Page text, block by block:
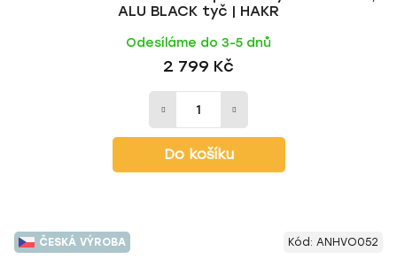
ALU BLACK tyč | HAKR
Odesíláme do 3-5 dnů
2 799 Kč
Do košíku
ČESKÁ VÝROBA Kód: ANHVO052